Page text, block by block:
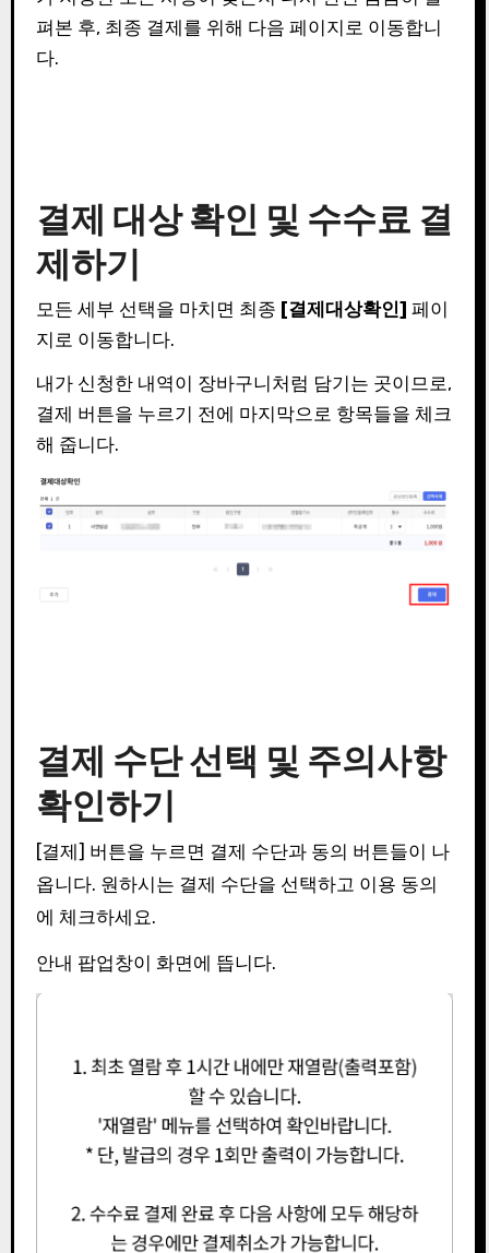
펴본 후, 최종 결제를 위해 다음 페이지로 이동합니
다.
결제 대상 확인 및 수수료 결
제하기
모든 세부 선택을 마치면 최종 [결제대상확인] 페이
지로 이동합니다.
내가 신청한 내역이 장바구니처럼 담기는 곳이므로,
결제 버튼을 누르기 전에 마지막으로 항목들을 체크
해 줍니다.
결제 수단 선택 및 주의사항
확인하기
[결제] 버튼을 누르면 결제 수단과 동의 버튼들이 나
옵니다. 원하시는 결제 수단을 선택하고 이용 동의
에 체크하세요.
안내 팝업창이 화면에 뜹니다.